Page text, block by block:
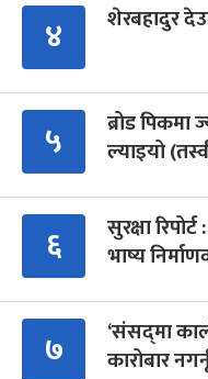
४ शेरबहादुर
५
ब्रोड
ल्याइयो
६
सुरक्षा
भाष्य
७
‘संसद्‍मा
कारोबार